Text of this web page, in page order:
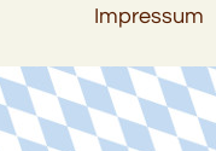
Impressum